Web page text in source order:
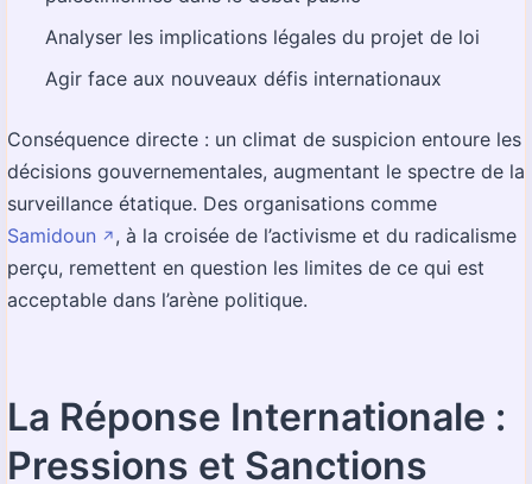
Analyser les implications légales du projet de loi
Agir face aux nouveaux défis internationaux
Conséquence directe : un climat de suspicion entoure les
décisions gouvernementales, augmentant le spectre de la
surveillance étatique. Des organisations comme
Samidoun ↗️ , à la croisée de l’activisme et du radicalisme
perçu, remettent en question les limites de ce qui est
acceptable dans l’arène politique.
La Réponse Internationale :
Pressions et Sanctions